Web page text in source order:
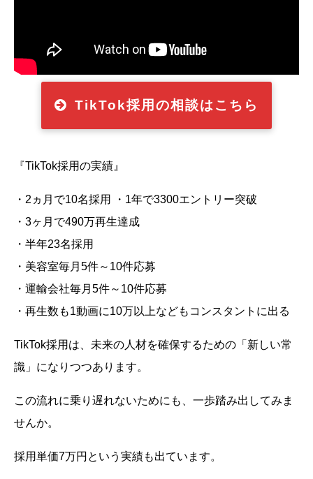
TikTok採用の相談はこちら
『TikTok採用の実績』
・2ヵ月で10名採用 ・1年で3300エントリー突破
・3ヶ月で490万再生達成
・半年23名採用
・美容室毎月5件～10件応募
・運輸会社毎月5件～10件応募
・再生数も1動画に10万以上などもコンスタントに出る
TikTok採用は、未来の人材を確保するための「新しい常
識」になりつつあります。
この流れに乗り遅れないためにも、一歩踏み出してみま
せんか。
採用単価7万円という実績も出ています。